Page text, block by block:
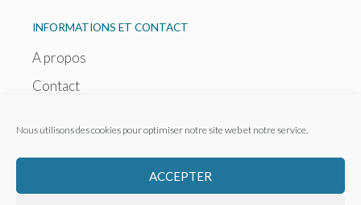
Nous utilisons des cookies pour optimiser notre site web et notre service.
ACCEPTER
INFORMATIONS ET CONTACT
A propos
Contact